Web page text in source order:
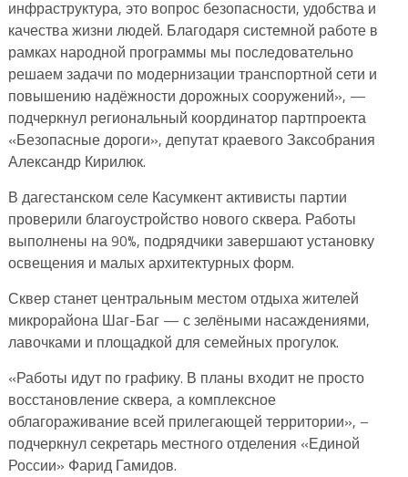
инфраструктура, это вопрос безопасности, удобства и
качества жизни людей. Благодаря системной работе в
рамках народной программы мы последовательно
решаем задачи по модернизации транспортной сети и
повышению надёжности дорожных сооружений», —
подчеркнул региональный координатор партпроекта
«Безопасные дороги», депутат краевого Заксобрания
Александр Кирилюк.
В дагестанском селе Касумкент активисты партии
проверили благоустройство нового сквера. Работы
выполнены на 90%, подрядчики завершают установку
освещения и малых архитектурных форм.
Сквер станет центральным местом отдыха жителей
микрорайона Шаг-Баг — с зелёными насаждениями,
лавочками и площадкой для семейных прогулок.
«Работы идут по графику. В планы входит не просто
восстановление сквера, а комплексное
облагораживание всей прилегающей территории», –
подчеркнул секретарь местного отделения «Единой
России» Фарид Гамидов.